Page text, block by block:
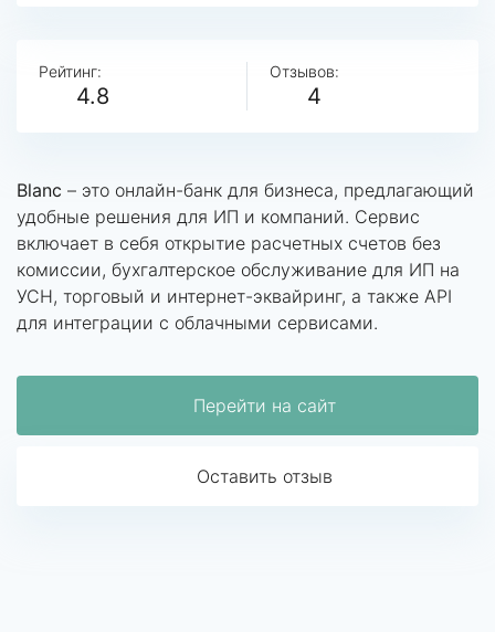
Рейтинг:
4.8
Отзывов:
4
Blanc – это онлайн-банк для бизнеса, предлагающий
удобные решения для ИП и компаний. Сервис
включает в себя открытие расчетных счетов без
комиссии, бухгалтерское обслуживание для ИП на
УСН, торговый и интернет-эквайринг, а также API
для интеграции с облачными сервисами.
Перейти на сайт
Оставить отзыв